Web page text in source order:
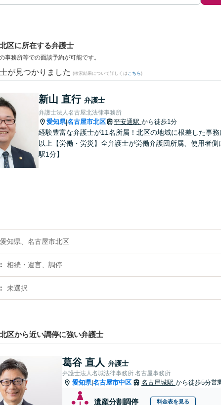
区に所在する弁護士
事務所等での面談予約が可能です。
が見つかりました (検索結果について詳しくは こちら)
新山 直行 弁護士
弁護士法人名古屋北法律事務所
愛知県|名古屋市北区 平安通駅 から徒歩1分
経験豊富な弁護士が11名所属！北区の地域に根差した事
以上【労働・労災】全弁護士が労働弁護団所属、使用者
駅1分】
愛知県、名古屋市北区
相続・遺言、調停
未選択
区から近い調停に強い弁護士
葛谷 直人 弁護士
弁護士法人名城法律事務所 名古屋事務所
愛知県|名古屋市中区 名古屋城駅 から徒歩5分営
遺産分割調停 料金表を見る